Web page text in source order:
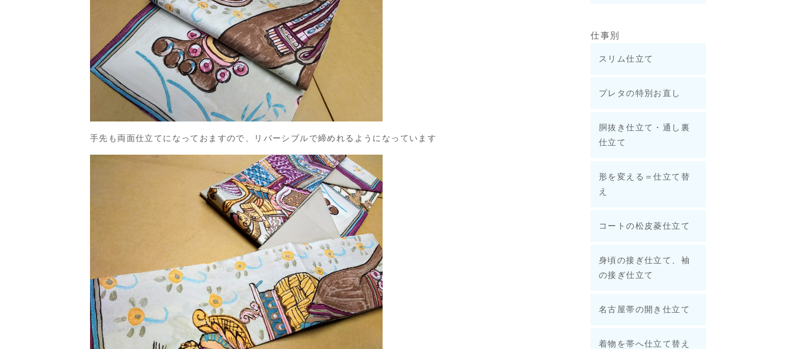
手先も両面仕立てになっておますので、リバーシブルで締めれるようになっています
仕事別
スリム仕立て
プレタの特別お直し
胴抜き仕立て・通し裏
仕立て
形を変える＝仕立て替
え
コートの松皮菱仕立て
身頃の接ぎ仕立て、袖
の接ぎ仕立て
名古屋帯の開き仕立て
着物を帯へ仕立て替え